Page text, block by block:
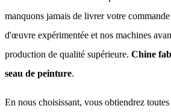
manquons jamais de livrer votre
d'œuvre expérimentée et nos machines
production de qualité supérieure. Chine
seau de peinture.
En nous choisissant, vous obtiendrez